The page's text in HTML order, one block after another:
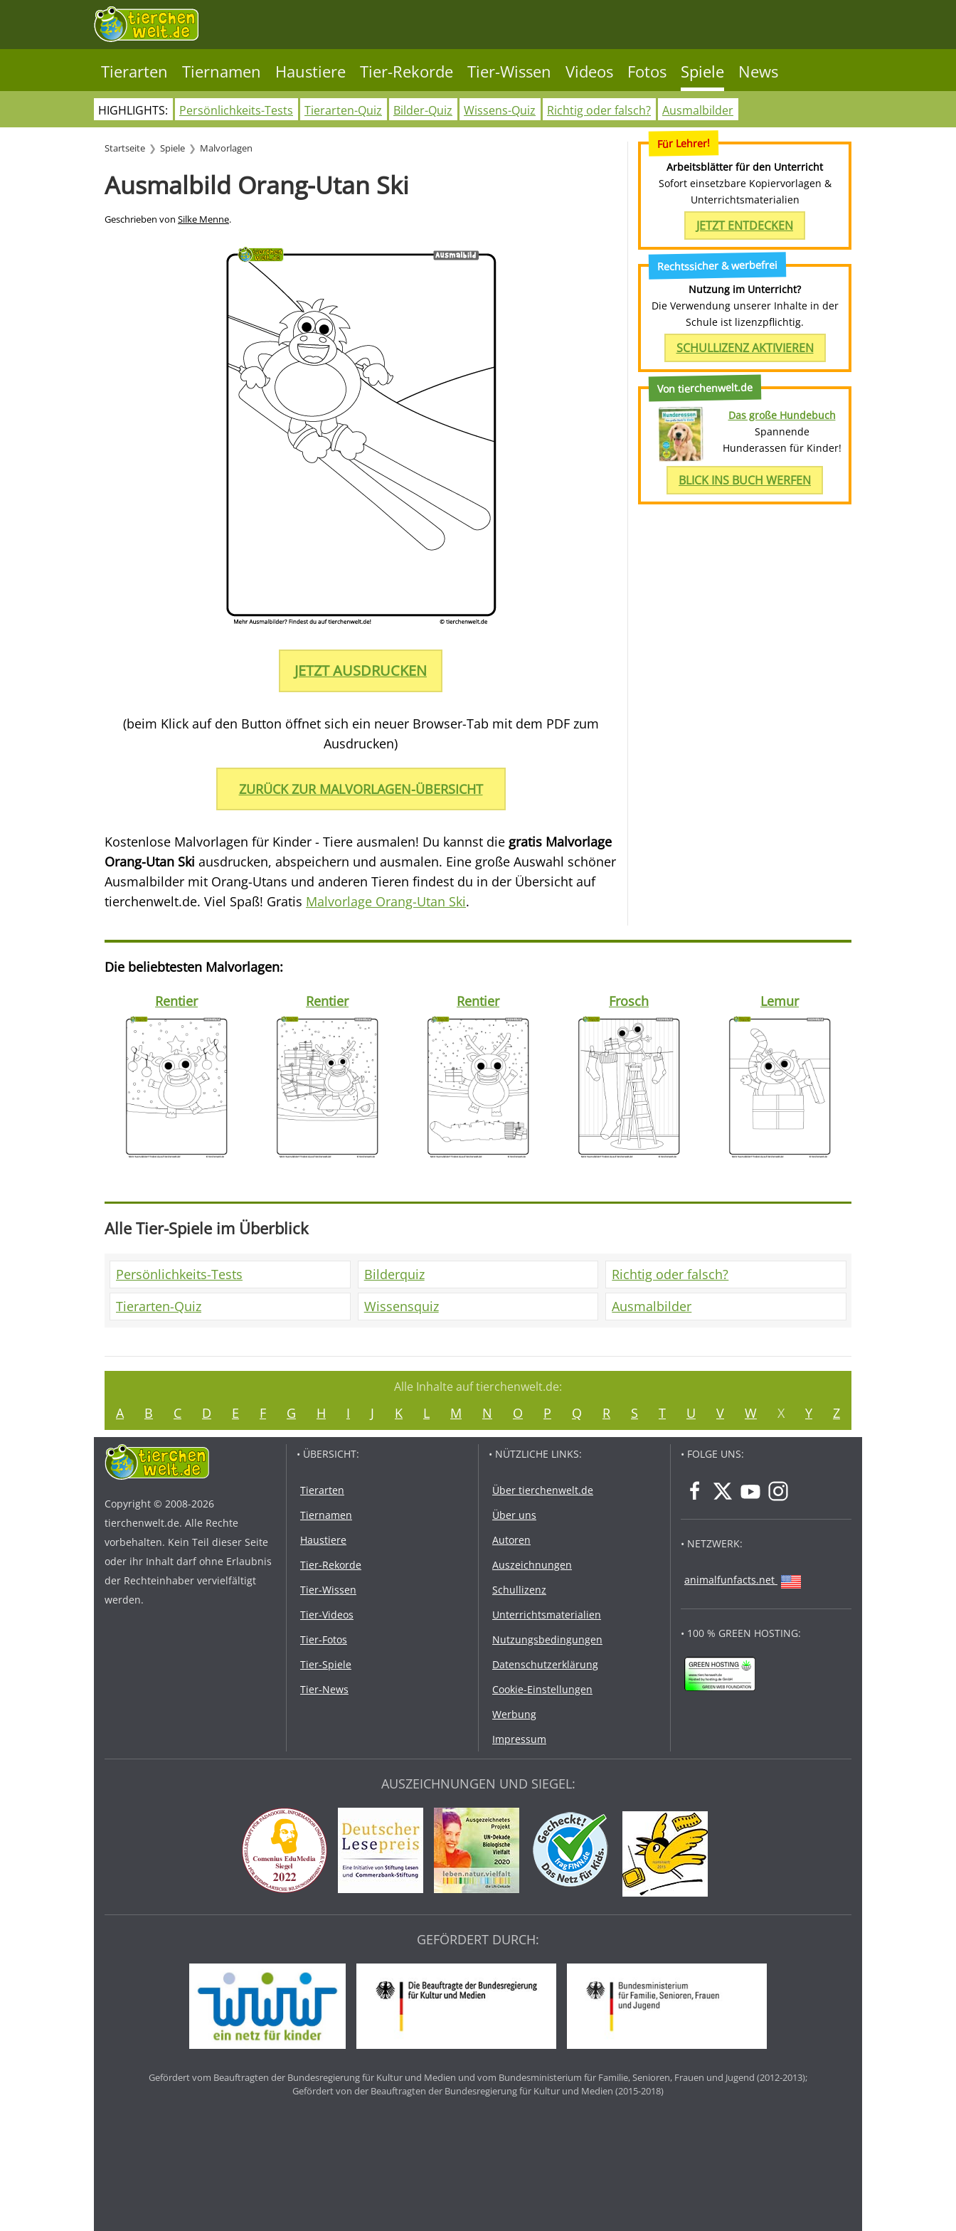
Tierarten Tiernamen Haustiere Tier-Rekorde Tier-Wissen Videos Fotos Spiele News
HIGHLIGHTS: Persönlichkeits-Tests Tierarten-Quiz Bilder-Quiz Wissens-Quiz Richtig oder falsch? Ausmalbilder
Startseite Spiele Malvorlagen
Ausmalbild Orang-Utan Ski
Geschrieben von Silke Menne.
JETZT AUSDRUCKEN
(beim Klick auf den Button öffnet sich ein neuer Browser-Tab mit dem PDF zum
Ausdrucken)
ZURÜCK ZUR MALVORLAGEN-ÜBERSICHT
Kostenlose Malvorlagen für Kinder - Tiere ausmalen! Du kannst die gratis Malvorlage
Orang-Utan Ski ausdrucken, abspeichern und ausmalen. Eine große Auswahl schöner
Ausmalbilder mit Orang-Utans und anderen Tieren findest du in der Übersicht auf
tierchenwelt.de. Viel Spaß! Gratis Malvorlage Orang-Utan Ski.
Für Lehrer!
Arbeitsblätter für den Unterricht
Sofort einsetzbare Kopiervorlagen &
Unterrichtsmaterialien
JETZT ENTDECKEN
Rechtssicher & werbefrei
Nutzung im Unterricht?
Die Verwendung unserer Inhalte in der
Schule ist lizenzpflichtig.
SCHULLIZENZ AKTIVIEREN
Von tierchenwelt.de
Das große Hundebuch
Spannende
Hunderassen für Kinder!
BLICK INS BUCH WERFEN
Die beliebtesten Malvorlagen:
Rentier
Rentier Rentier Frosch Lemur
Alle Tier-Spiele im Überblick
Persönlichkeits-Tests
Tierarten-Quiz
Bilderquiz
Wissensquiz
Richtig oder falsch?
Ausmalbilder
Alle Inhalte auf tierchenwelt.de:
A B C D E F G H I J K L M N O P Q R S T U V W X Y Z
Copyright © 2008-2026
tierchenwelt.de. Alle Rechte
vorbehalten. Kein Teil dieser Seite
oder ihr Inhalt darf ohne Erlaubnis
der Rechteinhaber vervielfältigt
werden.
• ÜBERSICHT:
Tierarten
Tiernamen
Haustiere
Tier-Rekorde
Tier-Wissen
Tier-Videos
Tier-Fotos
Tier-Spiele
Tier-News
• NÜTZLICHE LINKS:
Über tierchenwelt.de
Über uns
Autoren
Auszeichnungen
Schullizenz
Unterrichtsmaterialien
Nutzungsbedingungen
Datenschutzerklärung
Cookie-Einstellungen
Werbung
Impressum
• FOLGE UNS:
• NETZWERK:
animalfunfacts.net
• 100 % GREEN HOSTING:
AUSZEICHNUNGEN UND SIEGEL:
GEFÖRDERT DURCH:
Gefördert vom Beauftragten der Bundesregierung für Kultur und Medien und vom Bundesministerium für Familie, Senioren, Frauen und Jugend (2012-2013);
Gefördert von der Beauftragten der Bundesregierung für Kultur und Medien (2015-2018)